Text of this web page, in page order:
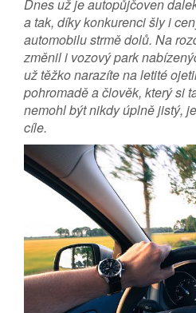
Dnes už je autopůjčoven
a tak, díky konkurenci šly i
automobilu strmě dolů. Na
změnil i vozový park
už těžko narazíte na letité
pohromadě a člověk, který si
nemohl být nikdy úplně jistý,
cíle.